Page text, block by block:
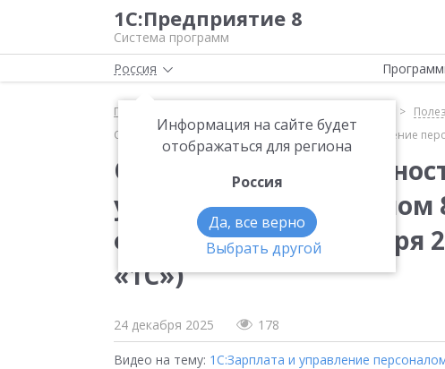
1С:Предприятие 8
Система программ
Россия
Информация на сайте будет
отображаться для региона
Россия
Да, все верно
Выбрать другой
Главная
Обзор новых возможностей «1С:Зарплата и управление
Обзор новых
управление
форум 1С:ERP 20 ноября
«1С»)
24 декабря 2025 178
Видео на тему: 1С:Зарплата и управление